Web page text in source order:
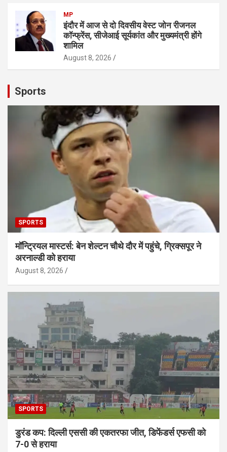
MP
इंदौर में आज से दो दिवसीय वेस्ट जोन रीजनल
कॉन्फ्रेंस, सीजेआई सूर्यकांत और मुख्यमंत्री होंगे
शामिल
August 8, 2026
Sports
SPORTS
मॉन्ट्रियल मास्टर्स: बेन शेल्टन चौथे दौर में पहुंचे, ग्रिक्सपूर ने
अरनाल्डी को हराया
August 8, 2026
SPORTS
डुरंड कप: दिल्ली एससी की एकतरफा जीत, डिफेंडर्स एफसी को
7-0 से हराया